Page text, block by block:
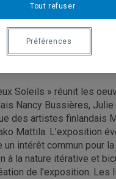
cet été une
l’exposition « Deux
Finlayson Art Area
également un
Soleils » réunit les
Nancy Bussières, Julie
des artistes finlandais
Mattila. L’exposition
un intérêt commun pour
à la nature itérative et
de l'exposition. Les
Tout refuser
Préférences